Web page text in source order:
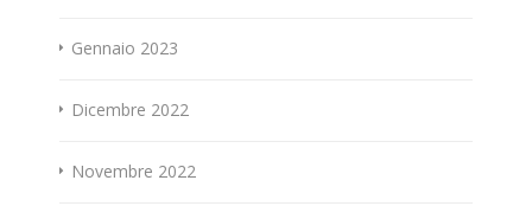
Gennaio 2023
Dicembre 2022
Novembre 2022